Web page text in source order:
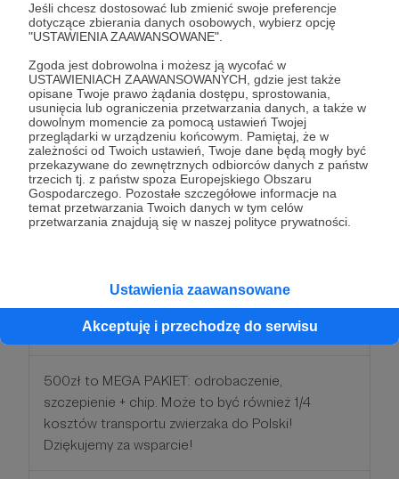
Jeśli chcesz dostosować lub zmienić swoje preferencje
dotyczące zbierania danych osobowych, wybierz opcję
"USTAWIENIA ZAAWANSOWANE".
Zgoda jest dobrowolna i możesz ją wycofać w
USTAWIENIACH ZAAWANSOWANYCH, gdzie jest także
opisane Twoje prawo żądania dostępu, sprostowania,
usunięcia lub ograniczenia przetwarzania danych, a także w
dowolnym momencie za pomocą ustawień Twojej
przeglądarki w urządzeniu końcowym. Pamiętaj, że w
zależności od Twoich ustawień, Twoje dane będą mogły być
przekazywane do zewnętrznych odbiorców danych z państw
trzecich tj. z państw spoza Europejskiego Obszaru
Gospodarczego. Pozostałe szczegółowe informacje na
temat przetwarzania Twoich danych w tym celów
przetwarzania znajdują się w naszej polityce prywatności.
Ustawienia zaawansowane
Akceptuję i przechodzę do serwisu
400 zł miesięcznie
400zł to koszt wyrobienia paszportu dla psiaka i
kociaka. To jest dosłownie przepustka wszystkich
zwierząt po lepsze życie. Bardzo, bardzo
dziękujemy!
500 zł miesięcznie
500zł to MEGA PAKIET: odrobaczenie,
szczepienie + chip. Może to być również 1/4
kosztów transportu zwierzaka do Polski!
Dziękujemy za wsparcie!